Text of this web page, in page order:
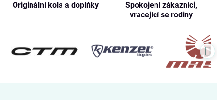
Originální kola a doplňky
Spokojení zákazníci,
vracející se rodiny